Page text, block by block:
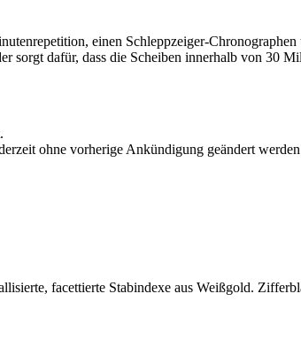
einen Schleppzeiger-
sorgt dafür, dass die Scheiben innerhalb von 30
ohne vorherige Ankündigung geändert
facettierte Stabindexe aus Weißgold.